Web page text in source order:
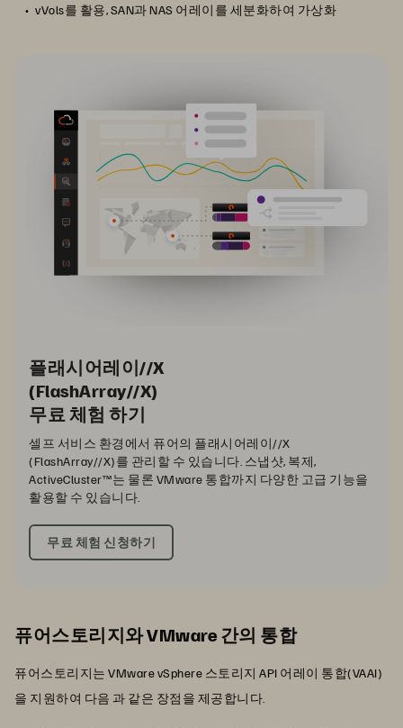
vVols를 활용, SAN과 NAS 어레이를 세분화하여 가상화
플래시어레이//X
(FlashArray//X)
무료 체험 하기
셀프 서비스 환경에서 퓨어의 플래시어레이//X
(FlashArray//X)를 관리할 수 있습니다. 스냅샷, 복제,
ActiveCluster™는 물론 VMware 통합까지 다양한 고급 기능을
활용할 수 있습니다.
무료 체험 신청하기
퓨어스토리지와 VMware 간의 통합
퓨어스토리지는 VMware vSphere 스토리지 API 어레이 통합(VAAI)
을 지원하여 다음 과 같은 장점을 제공합니다.